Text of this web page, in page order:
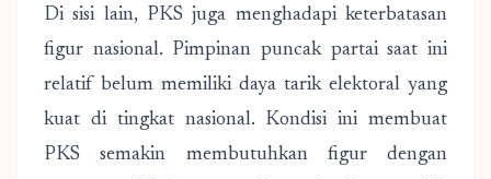
Di sisi lain, PKS juga menghadapi keterbatasan
figur nasional. Pimpinan puncak partai saat ini
relatif belum memiliki daya tarik elektoral yang
kuat di tingkat nasional. Kondisi ini membuat
PKS semakin membutuhkan figur dengan